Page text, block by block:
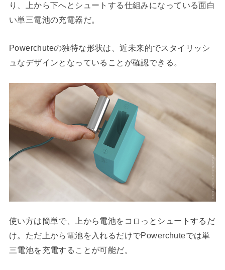
り、上から下へとシュートする仕組みになっている面白
い単三電池の充電器だ。
Powerchuteの独特な形状は、近未来的でスタイリッシ
ュなデザインとなっていることが確認できる。
使い方は簡単で、上から電池をコロっとシュートするだ
け。ただ上から電池を入れるだけでPowerchuteでは単
三電池を充電することが可能だ。